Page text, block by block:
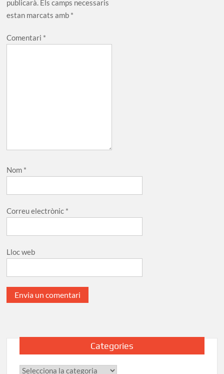
publicarà. Els camps necessaris
estan marcats amb *
Comentari *
Nom *
Correu electrònic *
Lloc web
Categories
Categories